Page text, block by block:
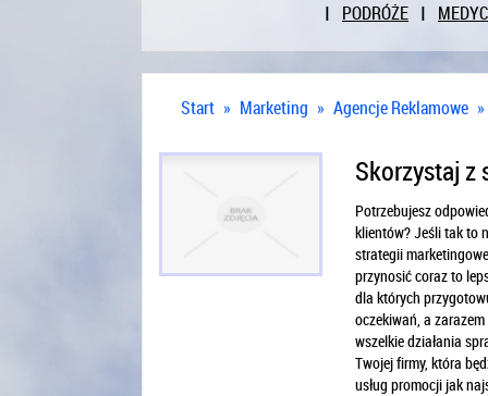
PODRÓŻE
Start » Marketing » Agencje Reklamowe »
Skorzystaj z
Potrzebujesz
klientów? Jeśli tak to
strategii
przynosić coraz to
dla których
oczekiwań, a
wszelkie działania
Twojej firmy, która
usług promocji jak